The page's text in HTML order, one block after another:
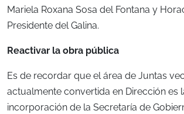
Mariela Roxana Sosa del Fontana y
Presidente del Galina.
Reactivar la obra pública
Es de recordar que el área de Juntas
actualmente convertida en Dirección es
incorporación de la Secretaría de